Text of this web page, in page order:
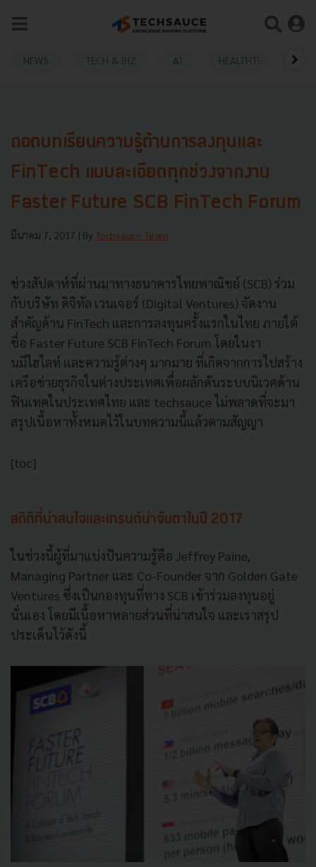
NEWS TECH & BIZ AI HEALTHTECH
ถอดบทเรียนความรู้ด้านการลงทุนและ
FinTech แบบละเอียดทุกช่วงจากงาน
Faster Future SCB FinTech Forum
มีนาคม 7, 2017 | By Techsauce Team
ช่วงสัปดาห์ที่ผ่านมาทางธนาคารไทยพาณิชย์ (SCB) ร่วม
กับบริษัท ดิจิทัล เวนเจอร์ (Digital Ventures) จัดงาน
สำคัญด้าน FinTech และการลงทุนครั้งแรกในไทย ภายใต้
ชื่อ Faster Future SCB FinTech Forum โดยในงา
นมีไฮไลท์ และความรู้ต่างๆ มากมาย ที่เกิดจากการไปสร้าง
เครือข่ายธุรกิจในต่างประเทศเพื่อผลักดันระบบนิเวศด้าน
ฟินเทคในประเทศไทย และ techsauce ไม่พลาดที่จะมา
สรุปเนื้อหาทั้งหมดไว้ในบทความนี้แล้วตามสัญญา
[toc]
สถิติที่น่าสนใจและเทรนต์น่าจับตาในปี 2017
ในช่วงนี้ผู้ที่มาแบ่งปันความรู้คือ Jeffrey Paine,
Managing Partner และ Co-Founder จาก Golden Gate
Ventures ซึ่งเป็นกองทุนที่ทาง SCB เข้าร่วมลงทุนอยู่
นั่นเอง โดยมีเนื้อหาหลายส่วนที่น่าสนใจ และเราสรุป
ประเด็นไว้ดังนี้